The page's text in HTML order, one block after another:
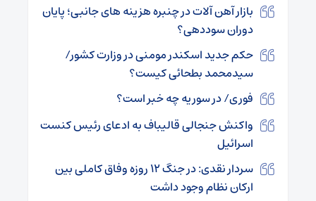
بازار آهن‌ آلات در چنبره هزینه‌ های جانبی؛ پایان
دوران سوددهی؟
حکم جدید اسکندر مومنی در وزارت کشور/
سیدمحمد بطحائی کیست؟
فوری/ در سوریه چه خبر است؟
واکنش جنجالی قالیباف به ادعای رئیس کنست
اسرائیل
سردار نقدی: در جنگ ۱۲ روزه وفاق کاملی بین
ارکان نظام وجود داشت